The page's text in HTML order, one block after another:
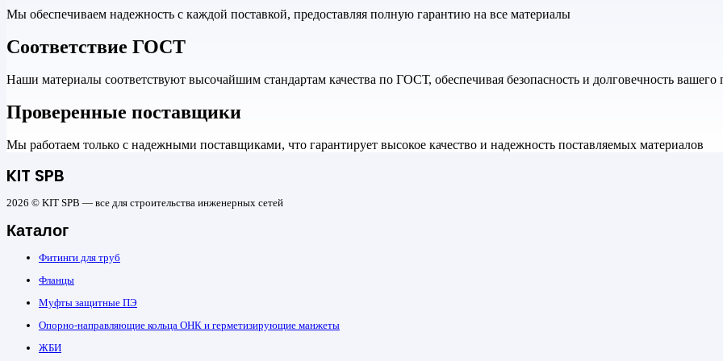
Мы обеспечиваем надежность с каждой поставкой, предоставляя полную гарантию на все материалы
Соответствие ГОСТ
Наши материалы соответствуют высочайшим стандартам качества по ГОСТ, обеспечивая безопасность и долговечность вашего
Проверенные поставщики
Мы работаем только с надежными поставщиками, что гарантирует высокое качество и надежность поставляемых материалов
KIT SPB
2026 © KIT SPB — все для строительства инженерных сетей
Каталог
Фитинги для труб
Фланцы
Муфты защитные ПЭ
Опорно-направляющие кольца ОНК и герметизирующие манжеты
ЖБИ